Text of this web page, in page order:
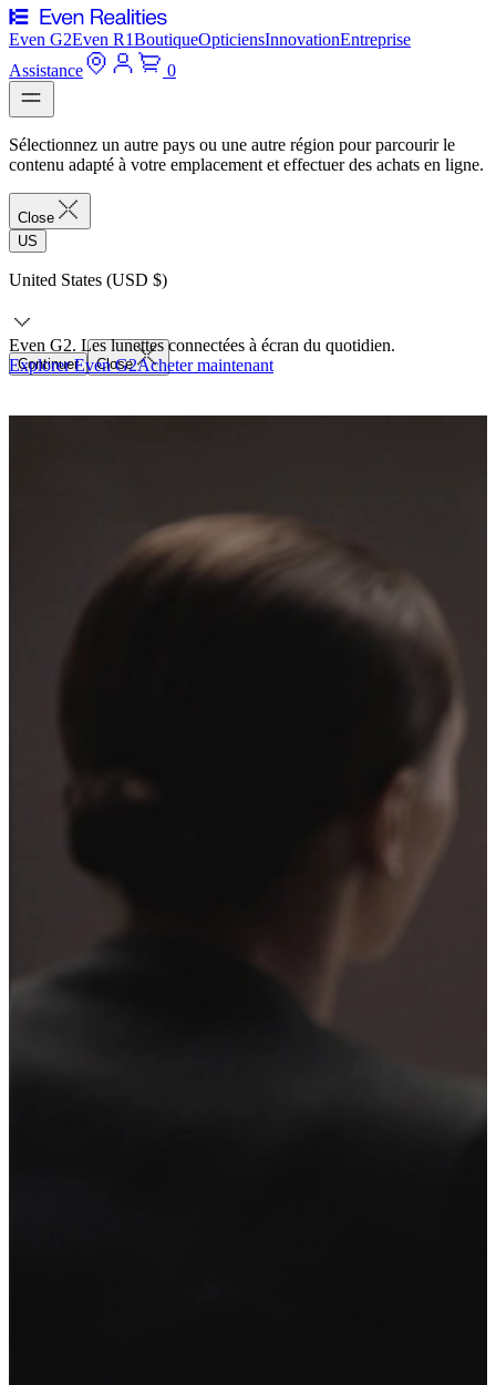
Even G2Even R1BoutiqueOpticiensInnovationEntreprise
Assistance
0
Sélectionnez un autre pays ou une autre région pour parcourir le
contenu adapté à votre emplacement et effectuer des achats en ligne.
Close
US
United States (USD $)
Continuer Close
Even G2. Les lunettes connectées à écran du quotidien.
Explorer Even G2Acheter maintenant